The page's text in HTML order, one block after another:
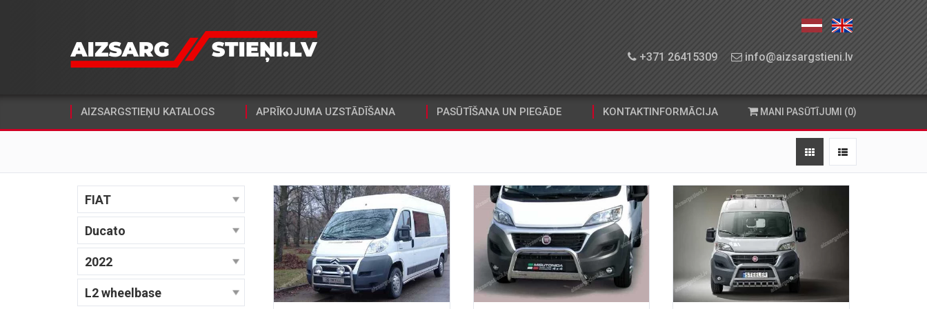
+371 26415309 info@aizsargstieni.lv
AIZSARGSTIEŅU KATALOGS APRĪKOJUMA UZSTĀDĪŠANA PASŪTĪŠANA UN PIEGĀDE KONTAKTINFORMĀCIJA MANI PASŪTĪJUMI (0)